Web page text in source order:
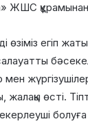
ЖШС
өзіміз егіп
жалақы өсті.